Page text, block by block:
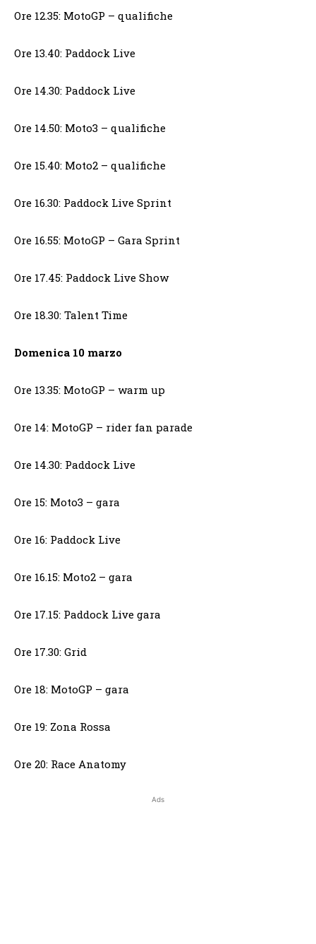
Ore 12.35: MotoGP – qualifiche
Ore 13.40: Paddock Live
Ore 14.30: Paddock Live
Ore 14.50: Moto3 – qualifiche
Ore 15.40: Moto2 – qualifiche
Ore 16.30: Paddock Live Sprint
Ore 16.55: MotoGP – Gara Sprint
Ore 17.45: Paddock Live Show
Ore 18.30: Talent Time
Domenica 10 marzo
Ore 13.35: MotoGP – warm up
Ore 14: MotoGP – rider fan parade
Ore 14.30: Paddock Live
Ore 15: Moto3 – gara
Ore 16: Paddock Live
Ore 16.15: Moto2 – gara
Ore 17.15: Paddock Live gara
Ore 17.30: Grid
Ore 18: MotoGP – gara
Ore 19: Zona Rossa
Ore 20: Race Anatomy
Ads